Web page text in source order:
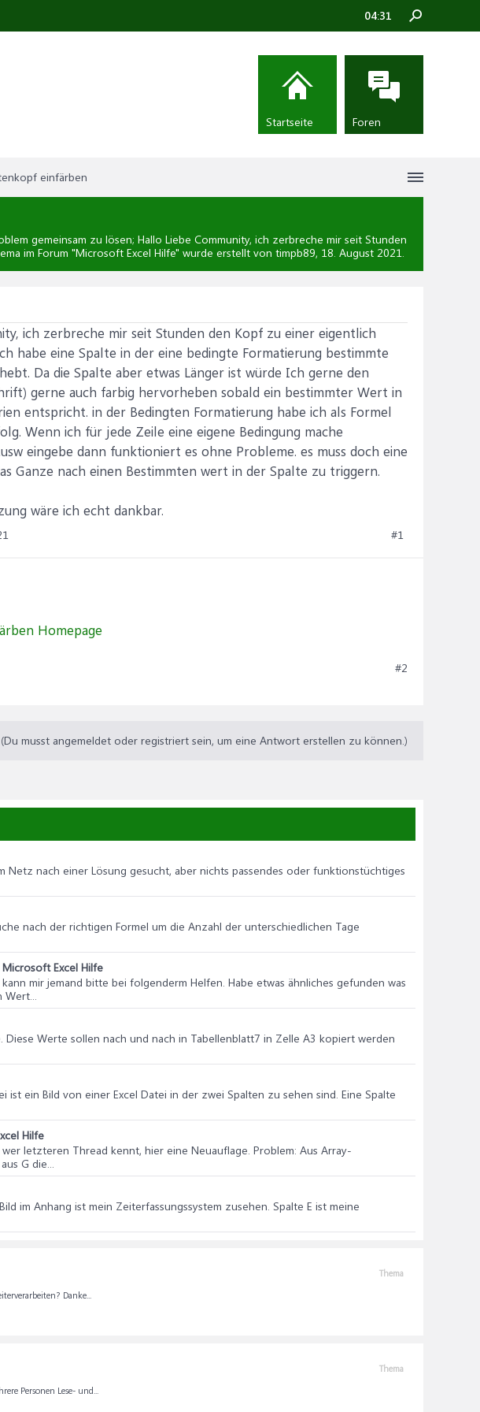
einfärben
gemeinsam zu lösen; Hallo Liebe Community, ich zerbreche mir seit Stunden
im Forum "Microsoft Excel Hilfe" wurde erstellt von timpb89, 18. August 2021.
ich zerbreche mir seit Stunden den Kopf zu einer eigentlich
habe eine Spalte in der eine bedingte Formatierung bestimmte
Da die Spalte aber etwas Länger ist würde Ich gerne den
gerne auch farbig hervorheben sobald ein bestimmter Wert in
entspricht. in der Bedingten Formatierung habe ich als Formel
Wenn ich für jede Zeile eine eigene Bedingung mache
eingebe dann funktioniert es ohne Probleme. es muss doch eine
Ganze nach einen Bestimmten wert in der Spalte zu triggern.
wäre ich echt dankbar.
#1
#2
(Du musst angemeldet oder registriert sein, um eine Antwort erstellen zu können.)
Netz nach einer Lösung gesucht, aber nichts passendes oder funktionstüchtiges
nach der richtigen Formel um die Anzahl der unterschiedlichen Tage
Microsoft Excel Hilfe
kann mir jemand bitte bei folgenderm Helfen. Habe etwas ähnliches gefunden was
Wert...
Diese Werte sollen nach und nach in Tabellenblatt7 in Zelle A3 kopiert werden
ein Bild von einer Excel Datei in der zwei Spalten zu sehen sind. Eine Spalte
Hilfe
wer letzteren Thread kennt, hier eine Neuauflage. Problem: Aus Array-
G die...
im Anhang ist mein Zeiterfassungssystem zusehen. Spalte E ist meine
Thema
Danke...
Thema
Personen Lese- und...
04:31
Startseite Foren